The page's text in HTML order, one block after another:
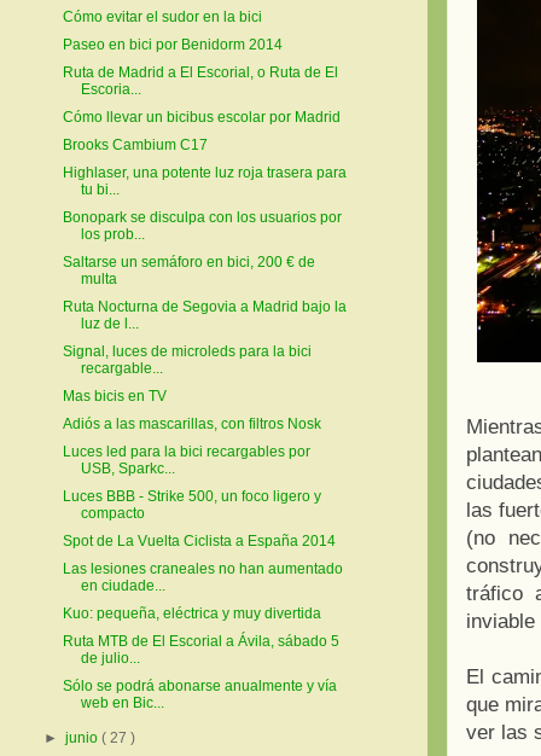
las
(no
tráfico
El
que
ver las
Cómo evitar el sudor en la bici
Paseo en bici por Benidorm 2014
Ruta de Madrid a El Escorial, o Ruta de El
Escoria...
Cómo llevar un bicibus escolar por Madrid
Brooks Cambium C17
Highlaser, una potente luz roja trasera para
tu bi...
Bonopark se disculpa con los usuarios por
los prob...
Saltarse un semáforo en bici, 200 € de
multa
Ruta Nocturna de Segovia a Madrid bajo la
luz de l...
Signal, luces de microleds para la bici
recargable...
Mas bicis en TV
Adiós a las mascarillas, con filtros Nosk
Luces led para la bici recargables por
USB, Sparkc...
Luces BBB - Strike 500, un foco ligero y
compacto
Spot de La Vuelta Ciclista a España 2014
Las lesiones craneales no han aumentado
en ciudade...
Kuo: pequeña, eléctrica y muy divertida
Ruta MTB de El Escorial a Ávila, sábado 5
de julio...
Sólo se podrá abonarse anualmente y vía
web en Bic...
►junio( 27 )